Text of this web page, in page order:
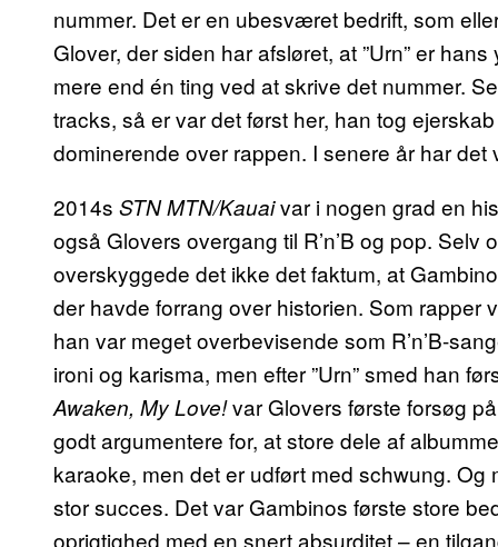
nummer. Det er en ubesværet bedrift, som
Glover, der siden har afsløret, at ”Urn” er
mere end én ting ved at skrive det nummer.
tracks, så er var det først her, han tog
dominerende over rappen. I senere år har
2014s STN MTN/Kauaivar i nogen grad en
også Glovers overgang til R’n’B og pop.
overskyggede det ikke det faktum, at
der havde forrang over historien. Som rapper
han var meget overbevisende som R’n’B-
ironi og karisma, men efter ”Urn” smed han
Awaken, My Love!var Glovers første forsøg
godt argumentere for, at store dele af
karaoke, men det er udført med schwung. Og
stor succes. Det var Gambinos første store
oprigtighed med en snert absurditet – en